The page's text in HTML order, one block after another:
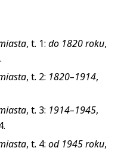
, t. 1: do 1820 roku,
, t. 2: 1820–1914,
, t. 3: 1914–1945,
, t. 4: od 1945 roku,